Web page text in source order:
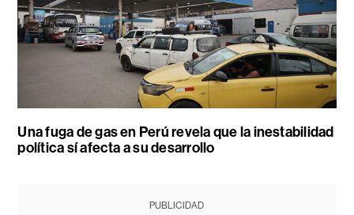
Una fuga de gas en Perú revela que la inestabilidad
política sí afecta a su desarrollo
PUBLICIDAD